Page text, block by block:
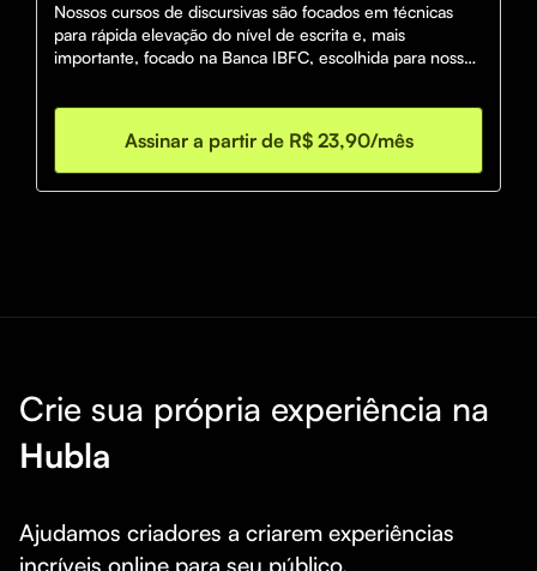
Nossos cursos de discursivas são focados em técnicas
para rápida elevação do nível de escrita e, mais
importante, focado na Banca IBFC, escolhida para nosso
Assinar a partir de R$ 23,90/mês
Crie sua própria experiência na
Hubla
Ajudamos criadores a criarem experiências